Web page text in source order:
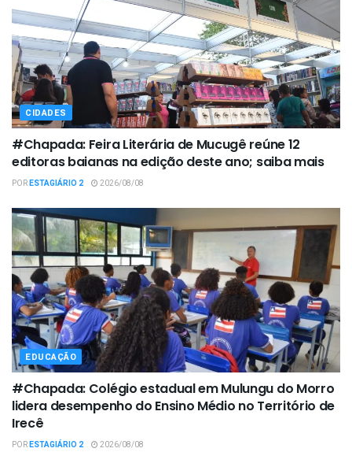
CIDADES
#Chapada: Feira Literária de Mucugê reúne 12
editoras baianas na edição deste ano; saiba mais
PORESTAGIÁRIO 2 2026/08/08
EDUCAÇÃO
#Chapada: Colégio estadual em Mulungu do Morro
lidera desempenho do Ensino Médio no Território de
Irecê
PORESTAGIÁRIO 2 2026/08/08